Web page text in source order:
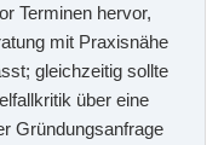
Terminen hervor,
mit Praxisnähe
gleichzeitig sollte
über eine
Gründungsanfrage